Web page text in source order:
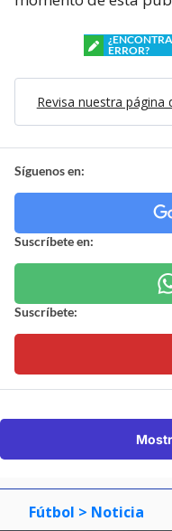
ERROR?
Revisa nuestra página
Síguenos en:
Suscríbete en:
Suscríbete:
Fútbol > Noticia